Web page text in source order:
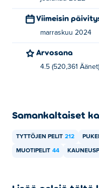
mobiililaitteella ja
mobiililaitteilla, kuten
Viimeisin
marraskuu 2024
Arvosana
4.5 (520,361 Äänet)
Samankaltaiset
TYTTÖJEN PELIT 212
MUOTIPELIT 44